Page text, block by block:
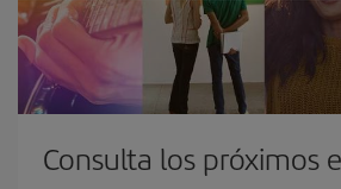
Consulta los próximos